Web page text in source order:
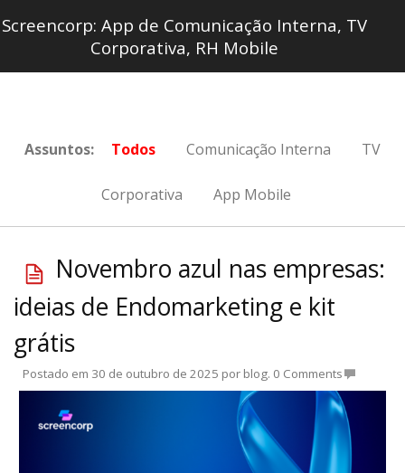
Screencorp: App de Comunicação Interna, TV
Corporativa, RH Mobile
Assuntos: Todos Comunicação Interna TV
Corporativa App Mobile
Novembro azul nas empresas:
ideias de Endomarketing e kit
grátis
Postado em 30 de outubro de 2025 por blog. 0 Comments